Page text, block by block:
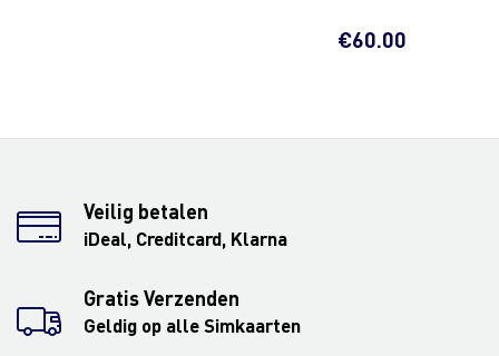
€60.00
Veilig betalen
iDeal, Creditcard, Klarna
Gratis Verzenden
Geldig op alle Simkaarten